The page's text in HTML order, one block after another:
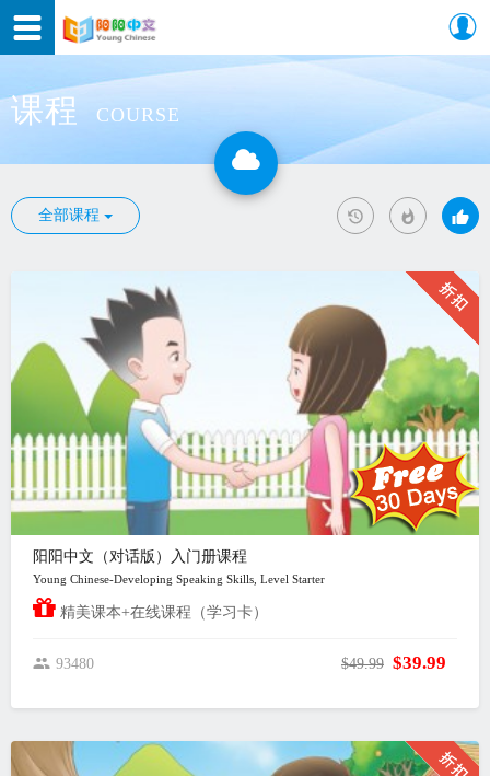
课程 COURSE
全部课程
阳阳中文（对话版）入门册课程
Young Chinese-Developing Speaking Skills, Level Starter
精美课本+在线课程（学习卡）
93480 $49.99 $39.99